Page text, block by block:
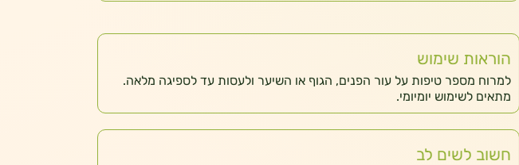
הוראות שימוש
למרוח מספר טיפות על עור הפנים, הגוף או השיער ולעסות עד לספיגה מלאה.
מתאים לשימוש יומיומי.
חשוב לשים לב